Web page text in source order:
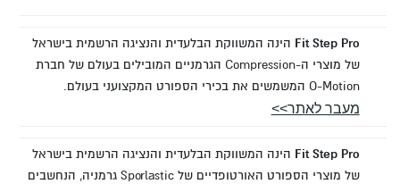
Fit Step Pro הינה המשווקת הבלעדית והנציגה הרשמית בישראל
של מוצרי ה-Compression הגרמניים המובילים בעולם של חברת
O-Motion המשמשים את בכירי הספורט המקצועני בעולם.
מעבר לאתר>>
Fit Step Pro הינה המשווקת הבלעדית והנציגה הרשמית בישראל
של מוצרי הספורט האורטופדיים של Sporlastic גרמניה, הנחשבים